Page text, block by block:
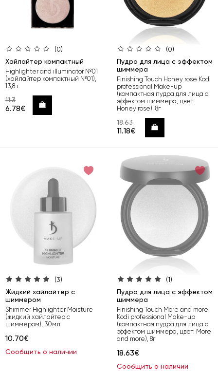
(0)
Хайлайтер компактный
Highlighter and illuminator №01
(хайлайтер компактный №01),
13,8 г.
11.3
6.78€ Купить
(0)
Пудра для лица с эффектом
шиммера
Finishing Touch Honey rose Kodi
professional Make-up
(компактная пудра для лица с
эффектом шиммера, цвет:
Honey rose), 8г
18.63
11.18€ Купить
(3)
Жидкий хайлайтер с
шиммером
Shimmer Highlighter Moisture
(жидкий хайлайтер с
шиммером), 30мл
10.70€
Сообщить о наличии
(1)
Пудра для лица с эффектом
шиммера
Finishing Touch More and more
Kodi professional Make-up
(компактная пудра для лица с
эффектом шиммера, цвет: More
and more), 8г
18.63€
Сообщить о наличии